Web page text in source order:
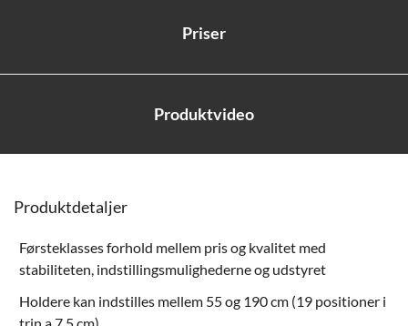
Priser
Produktvideo
Produktdetaljer
Førsteklasses forhold mellem pris og kvalitet med
stabiliteten, indstillingsmulighederne og udstyret
Holdere kan indstilles mellem 55 og 190 cm (19 positioner i